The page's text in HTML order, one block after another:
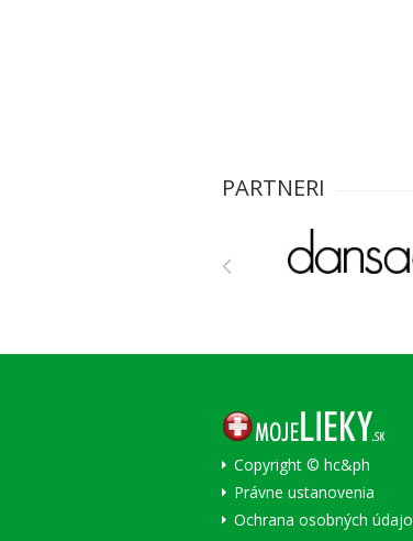
PARTNERI
Copyright © hc&ph
Právne ustanovenia
Ochrana osobných